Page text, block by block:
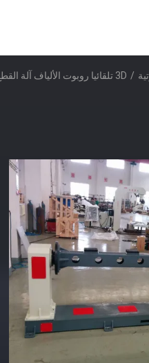
/ 3D تلقائيا روبوت الألياف آلة القطع بالليزر الروبوتية لحام